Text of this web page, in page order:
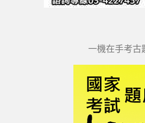
一機在手考古